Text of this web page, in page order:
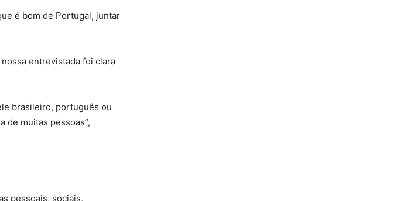
é bom de Portugal, juntar
entrevistada foi clara
brasileiro, português ou
de muitas pessoas”,
pessoais, sociais,